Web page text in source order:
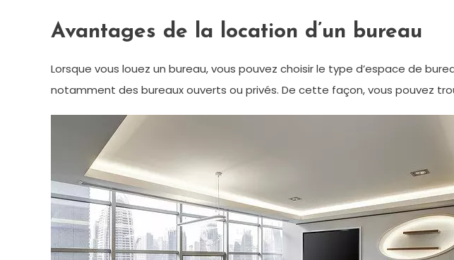
Avantages de la location d’un bureau
Lorsque vous louez un bureau, vous pouvez choisir le type d’espace de
notamment des bureaux ouverts ou privés. De cette façon, vous pouvez